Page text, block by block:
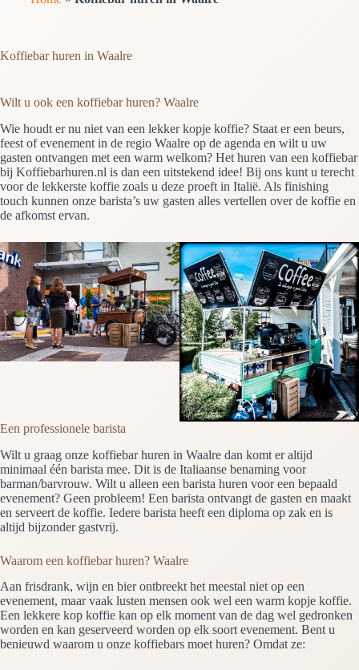
Koffiebar huren in Waalre
Wilt u ook een koffiebar huren? Waalre
Wie houdt er nu niet van een lekker kopje koffie? Staat er een beurs,
feest of evenement in de regio Waalre op de agenda en wilt u uw
gasten ontvangen met een warm welkom? Het huren van een koffiebar
bij Koffiebarhuren.nl is dan een uitstekend idee! Bij ons kunt u terecht
voor de lekkerste koffie zoals u deze proeft in Italië. Als finishing
touch kunnen onze barista’s uw gasten alles vertellen over de koffie en
de afkomst ervan.
Een professionele barista
Wilt u graag onze koffiebar huren in Waalre dan komt er altijd
minimaal één barista mee. Dit is de Italiaanse benaming voor
barman/barvrouw. Wilt u alleen een barista huren voor een bepaald
evenement? Geen probleem! Een barista ontvangt de gasten en maakt
en serveert de koffie. Iedere barista heeft een diploma op zak en is
altijd bijzonder gastvrij.
Waarom een koffiebar huren? Waalre
Aan frisdrank, wijn en bier ontbreekt het meestal niet op een
evenement, maar vaak lusten mensen ook wel een warm kopje koffie.
Een lekkere kop koffie kan op elk moment van de dag wel gedronken
worden en kan geserveerd worden op elk soort evenement. Bent u
benieuwd waarom u onze koffiebars moet huren? Omdat ze: